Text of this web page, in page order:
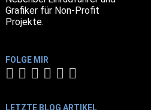
Grafiker für Non-Profit
Projekte.
FOLGE MIR
LETZTE BLOG ARTIKEL